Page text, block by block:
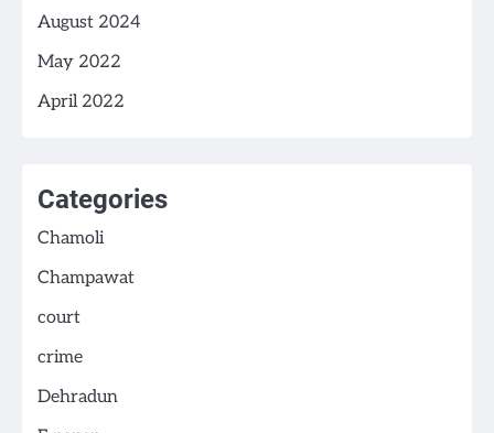
August 2024
May 2022
April 2022
Categories
Chamoli
Champawat
court
crime
Dehradun